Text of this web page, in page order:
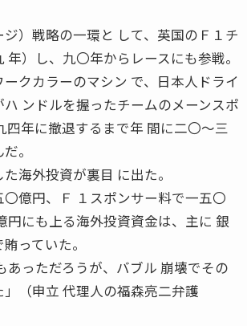
）戦略の一環と して、英国のＦ１チ
年）し、九〇年からレースにも参戦。
クカラーのマシン で、日本人ドライ
ンドルを握ったチームのメーンスポ
四年に撤退するまで年 間に二〇〜三
。
海外投資が裏目 に出た。
億円、Ｆ １スポンサー料で一五〇
円にも上る海外投資資金は、主に 銀
っていた。
あっただろうが、バブル 崩壊でその
（申立 代理人の福森亮二弁護